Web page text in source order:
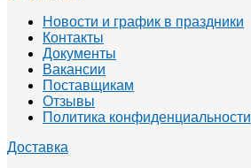
Новости и график в праздники
Контакты
Документы
Вакансии
Поставщикам
Отзывы
Политика конфиденциальности
Доставка